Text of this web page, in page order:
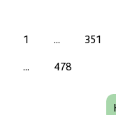
1 ... 351
... 478